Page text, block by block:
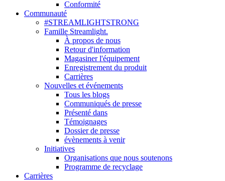
Conformité
Communauté
#STREAMLIGHTSTRONG
Famille Streamlight.
À propos de nous
Retour d'information
Magasiner l'équipement
Enregistrement du produit
Carrières
Nouvelles et événements
Tous les blogs
Communiqués de presse
Présenté dans
Témoignages
Dossier de presse
évènements à venir
Initiatives
Organisations que nous soutenons
Programme de recyclage
Carrières